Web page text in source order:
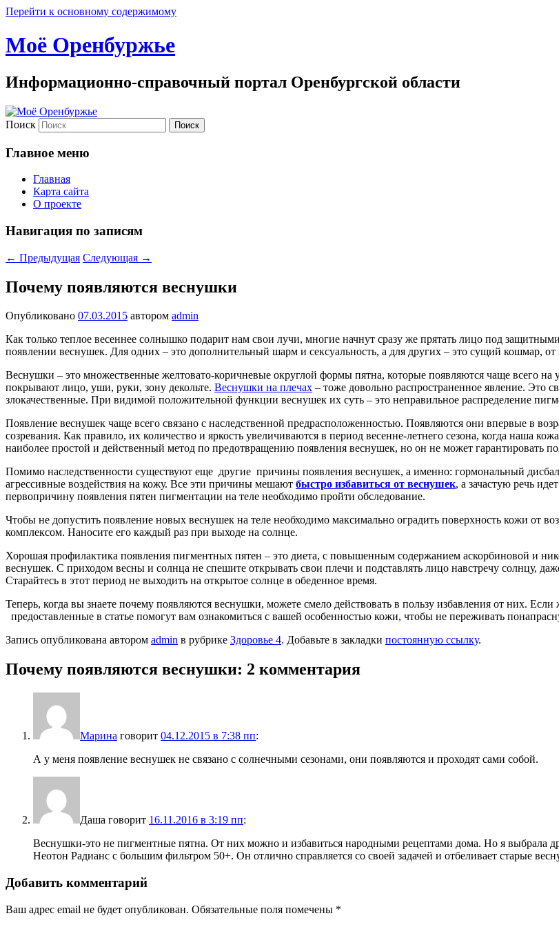
Перейти к основному содержимому
Моё Оренбуржье
Информационно-справочный портал Оренбургской области
Поиск
Главное меню
Главная
Карта сайта
О проекте
Навигация по записям
← Предыдущая Следующая →
Почему появляются веснушки
Опубликовано 07.03.2015 автором admin
Как только теплое весеннее солнышко подарит нам свои лучи, многие начнут сразу же прятать лицо под
появлении веснушек. Для одних – это дополнительный шарм и сексуальность, а для других – это сущий кошмар, от
Веснушки – это множественные желтовато-коричневые округлой формы пятна, которые появляются чаще всего на
покрывают лицо, уши, руки, зону декольте. Веснушки на плечах – тоже довольно распространенное явление. Это
злокачественные. При видимой положительной функции веснушек их суть – это неправильное распределение
Появление веснушек чаще всего связано с наследственной предрасположенностью. Появляются они впервые в
созревания. Как правило, их количество и яркость увеличиваются в период весенне-летнего сезона, когда наша
наиболее простой и действенный метод по предотвращению появления веснушек, но он не может гарантировать
Помимо наследственности существуют еще другие причины появления веснушек, а именно: гормональный
агрессивные воздействия на кожу. Все эти причины мешают быстро избавиться от веснушек, а зачастую речь
первопричину появления пятен пигментации на теле необходимо пройти обследование.
Чтобы не допустить появление новых веснушек на теле необходимо максимально оградить поверхность кожи от
комплексом. Наносите его каждый раз при выходе на солнце.
Хорошая профилактика появления пигментных пятен – это диета, с повышенным содержанием аскорбиновой и
веснушек. С приходом весны и солнца не спешите открывать свои плечи и подставлять лицо навстречу солнцу,
Старайтесь в этот период не выходить на открытое солнце в обеденное время.
Теперь, когда вы знаете почему появляются веснушки, можете смело действовать в пользу избавления от них.
предоставленные в статье помогут вам ознакомиться с вашей особенностью кожи, чтобы не переживать
Запись опубликована автором admin в рубрике Здоровье 4. Добавьте в закладки постоянную ссылку.
Почему появляются веснушки: 2 комментария
Марина говорит 04.12.2015 в 7:38 пп:
А у меня появление веснушек не связано с солнечными сезонами, они появляются и проходят сами собой.
Даша говорит 16.11.2016 в 3:19 пп:
Веснушки-это не пигментные пятна. От них можно и избавиться народными рецептами дома. Но я выбрала
Неотон Радианс с большим фильтром 50+. Он отлично справляется со своей задачей и отбеливает старые
Добавить комментарий
Ваш адрес email не будет опубликован. Обязательные поля помечены *